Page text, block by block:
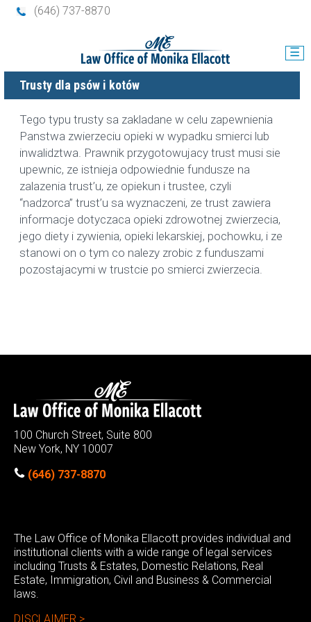
(646) 737-8870
☰
Trusty dla psów i kotów
Tego typu trusty sa zakladane w celu zapewnienia
Panstwa zwierzeciu opieki w wypadku smierci lub
inwalidztwa. Prawnik przygotowujacy trust musi sie
upewnic, ze istnieja odpowiednie fundusze na
zalazenia trust’u, ze opiekun i trustee, czyli
“nadzorca” trust’u sa wyznaczeni, ze trust zawiera
informacje dotyczaca opieki zdrowotnej zwierzecia,
jego diety i zywienia, opieki lekarskiej, pochowku, i ze
stanowi on o tym co nalezy zrobic z funduszami
pozostajacymi w trustcie po smierci zwierzecia.
100 Church Street, Suite 800
New York, NY 10007
(646) 737-8870
The Law Office of Monika Ellacott provides individual and
institutional clients with a wide range of legal services
including Trusts & Estates, Domestic Relations, Real
Estate, Immigration, Civil and Business & Commercial
laws.
DISCLAIMER >